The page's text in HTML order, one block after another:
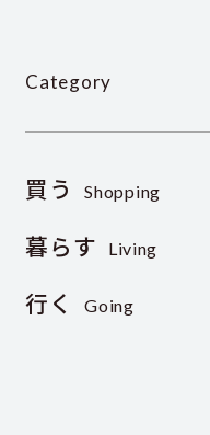
Category
買う Shopping
暮らす Living
行く Going